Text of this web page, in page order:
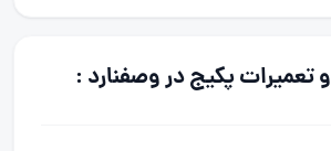
تعمیرات پکیج در وصفنارد :